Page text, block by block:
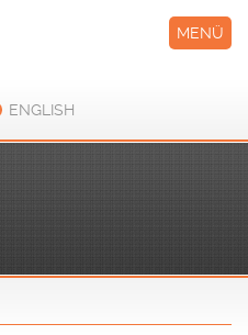
ENGLISH
MENÜ